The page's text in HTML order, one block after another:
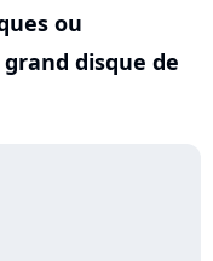
ou
disque de